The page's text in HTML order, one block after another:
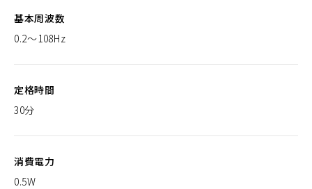
基本周波数
0.2〜108Hz
定格時間
30分
消費電力
0.5W